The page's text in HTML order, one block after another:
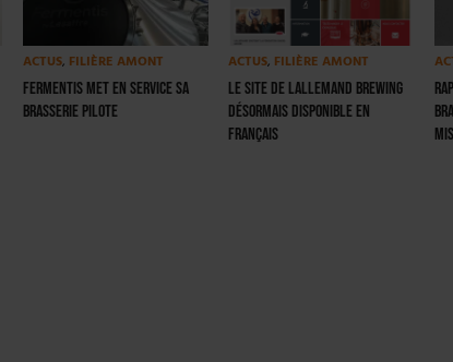
ACTUS, FILIÈRE AMONT
Fermentis met en service sa
brasserie pilote
ACTUS, FILIÈRE AMONT
Le site de Lallemand Brewing
désormais disponible en
français